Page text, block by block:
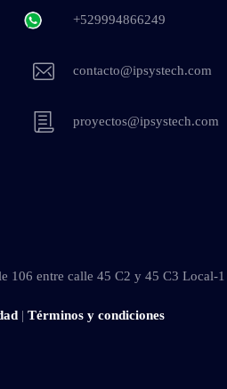
+529994866249
contacto@ipsystech.com
proyectos@ipsystech.com
106 entre calle 45 C2 y 45 C3 Local-
| Términos y condiciones